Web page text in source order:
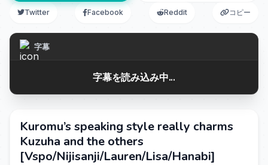
Twitter Facebook Reddit コピー
字幕
字幕を読み込み中...
Kuromu’s speaking style really charms
Kuzuha and the others
[Vspo/Nijisanji/Lauren/Lisa/Hanabi]